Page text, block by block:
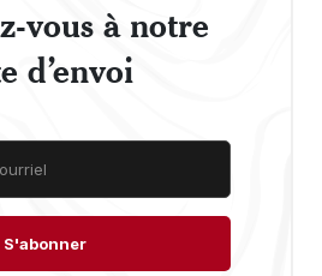
vous à notre
d’envoi